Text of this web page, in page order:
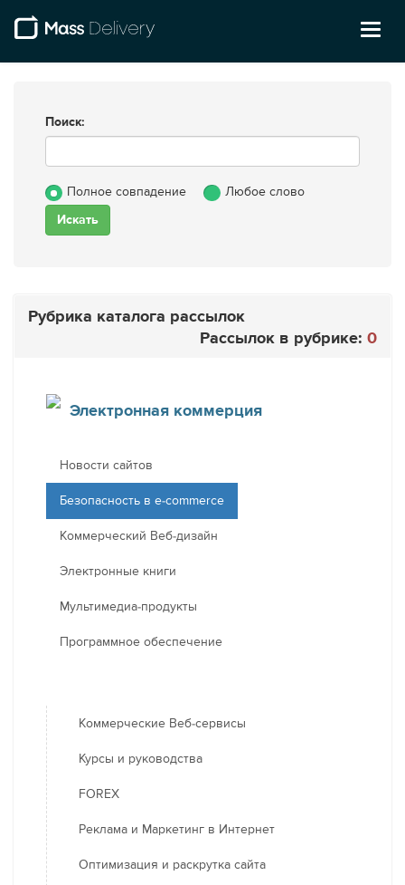
Поиск:
Полное совпадение Любое слово
Рубрика каталога рассылок
Рассылок в рубрике: 0
Электронная коммерция
Новости сайтов
Безопасность в e-commerce
Коммерческий Веб-дизайн
Электронные книги
Мультимедиа-продукты
Программное обеспечение
Коммерческие Веб-сервисы
Курсы и руководства
FOREX
Реклама и Маркетинг в Интернет
Оптимизация и раскрутка сайта